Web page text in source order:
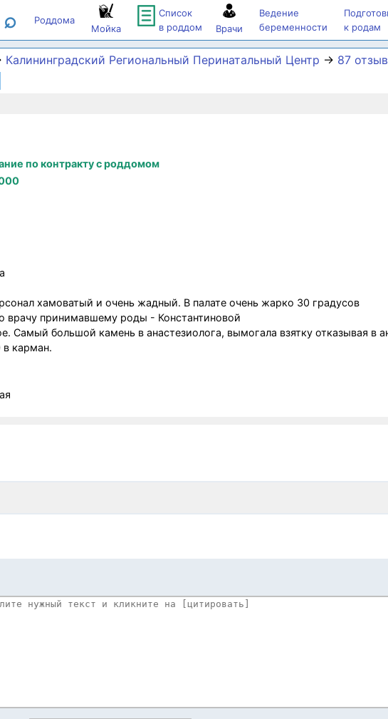
⌕ Роддома
Мойка
Список
в роддом
Врачи
Ведение
беременности
к родам
Калининградский Региональный Перинатальный Центр → 87
по контракту с роддомом
хамоватый и очень жадный. В палате очень жарко 30 градусов
врачу принимавшему роды - Константиновой
Самый большой камень в анастезиолога, вымогала взятку отказывая в
карман.